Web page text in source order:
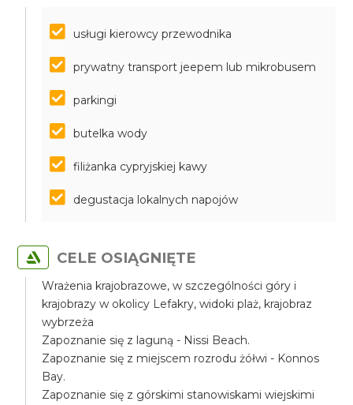
usługi kierowcy przewodnika
prywatny transport jeepem lub mikrobusem
parkingi
butelka wody
filiżanka cypryjskiej kawy
degustacja lokalnych napojów
CELE OSIĄGNIĘTE
Wrażenia krajobrazowe, w szczególności góry i
krajobrazy w okolicy Lefakry, widoki plaż, krajobraz
wybrzeża
Zapoznanie się z laguną - Nissi Beach.
Zapoznanie się z miejscem rozrodu żółwi - Konnos
Bay.
Zapoznanie się z górskimi stanowiskami wiejskimi